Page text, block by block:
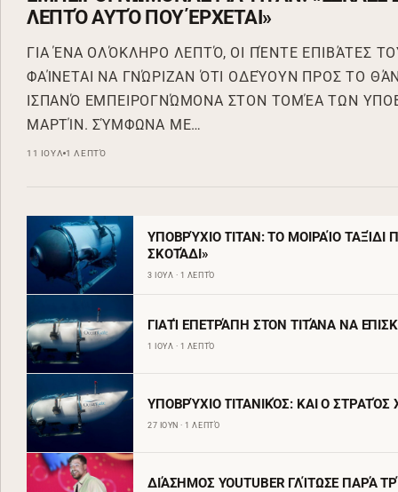
ΛΕΠΤΌ ΑΥΤΌ ΠΟΥ ΈΡΧΕΤΑΙ»
ΓΙΑ ΈΝΑ ΟΛΌΚΛΗΡΟ ΛΕΠΤΌ, ΟΙ ΠΈΝΤΕ ΕΠΙΒΆΤΕΣ
ΦΑΊΝΕΤΑΙ ΝΑ ΓΝΏΡΙΖΑΝ ΌΤΙ ΟΔΕΎΟΥΝ ΠΡΟΣ ΤΟ
ΙΣΠΑΝΌ ΕΜΠΕΙΡΟΓΝΏΜΟΝΑ ΣΤΟΝ ΤΟΜΈΑ ΤΩΝ
ΜΑΡΤΊΝ. ΣΎΜΦΩΝΑ ΜΕ…
11 ΙΟΥΛ 1 ΛΕΠΤΌ
ΥΠΟΒΡΎΧΙΟ TITAN: TO ΜΟΙΡΑΊΟ
ΣΚΟΤΆΔΙ»
3 ΙΟΥΛ · 1 ΛΕΠΤΌ
ΓΙΑΤΊ ΕΠΕΤΡΆΠΗ ΣΤΟΝ ΤΙΤΆΝΑ ΝΑ
1 ΙΟΥΛ · 1 ΛΕΠΤΌ
YΠΟΒΡΎΧΙΟ ΤΙΤΑΝΙΚΌΣ: ΚΑΙ Ο ΣΤΡΑΤΌΣ
27 ΙΟΥΝ · 1 ΛΕΠΤΌ
ΔΙΆΣΗΜΟΣ YOUTUBER ΓΛΊΤΩΣΕ ΠΑΡΆ